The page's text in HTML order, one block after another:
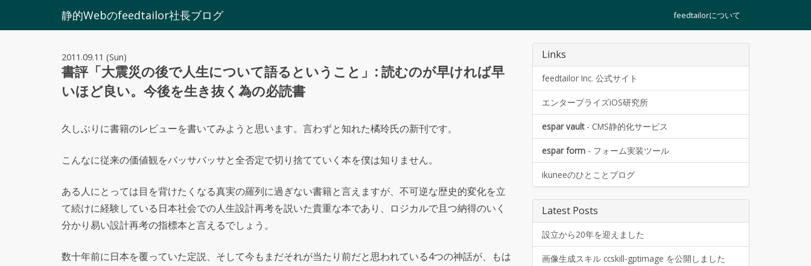
静的Webのfeedtailor社長ブログ feedtailorについて
2011.09.11 (Sun)
書評「大震災の後で人生について語るということ」: 読むのが早ければ早
いほど良い。今後を生き抜く為の必読書
久しぶりに書籍のレビューを書いてみようと思います。言わずと知れた橘玲氏の新刊です。
こんなに従来の価値観をバッサバッサと全否定で切り捨てていく本を僕は知りません。
ある人にとっては目を背けたくなる真実の羅列に過ぎない書籍と言えますが、不可逆な歴史的変化を立
て続けに経験している日本社会での人生設計再考を説いた貴重な本であり、ロジカルで且つ納得のいく
分かり易い設計再考の指標本と言えるでしょう。
数十年前に日本を覆っていた定説、そして今もまだそれが当たり前だと思われている4つの神話が、もは
Links
feedtailor Inc. 公式サイト
エンタープライズiOS研究所
espar vault- CMS静的化サービス
espar form - フォーム実装ツール
ikuneeのひとことブログ
Latest Posts
設立から20年を迎えました
画像生成スキル ccskill-gptimage を公開しました